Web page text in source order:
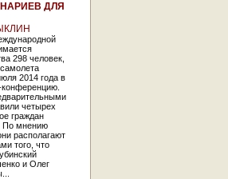
ДЛЯ
298 человек,
2014 года в
четырех
граждан
По мнению
располагают
того, что
и Олег